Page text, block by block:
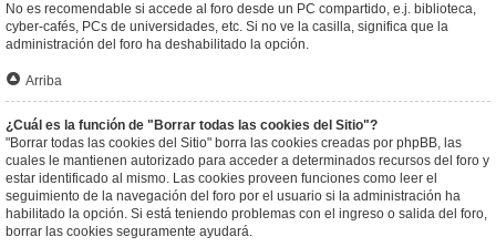
No es recomendable si accede al foro desde un PC compartido, e.j. biblioteca,
cyber-cafés, PCs de universidades, etc. Si no ve la casilla, significa que la
administración del foro ha deshabilitado la opción.
Arriba
¿Cuál es la función de "Borrar todas las cookies del Sitio"?
"Borrar todas las cookies del Sitio" borra las cookies creadas por phpBB, las
cuales le mantienen autorizado para acceder a determinados recursos del foro y
estar identificado al mismo. Las cookies proveen funciones como leer el
seguimiento de la navegación del foro por el usuario si la administración ha
habilitado la opción. Si está teniendo problemas con el ingreso o salida del foro,
borrar las cookies seguramente ayudará.